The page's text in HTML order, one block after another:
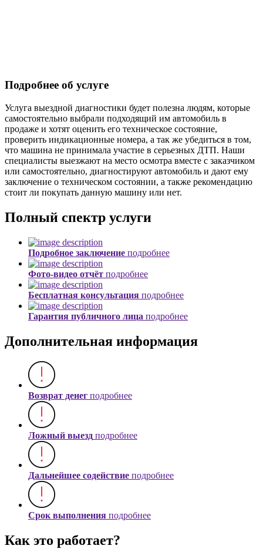
Подробнее об услуге
Услуга выездной диагностики будет полезна людям, которые
самостоятельно выбрали подходящий им автомобиль в
продаже и хотят оценить его техническое состояние,
проверить индикационные номера, а так же убедиться в том,
что машина не принимала участие в серьезных ДТП. Наши
специалисты выезжают на место осмотра вместе с заказчиком
или самостоятельно, диагностируют автомобиль и дают ему
заключение о техническом состоянии, а также рекомендацию
стоит ли покупать данную машину или нет.
Полный спектр услуги
Подробное заключение подробнее
Фото-видео отчёт подробнее
Бесплатная консультация подробнее
Гарантия публичного лица подробнее
Дополнительная информация
Возврат денег подробнее
Ложный выезд подробнее
Дальнейшее содействие подробнее
Срок выполнения подробнее
Как это работает?